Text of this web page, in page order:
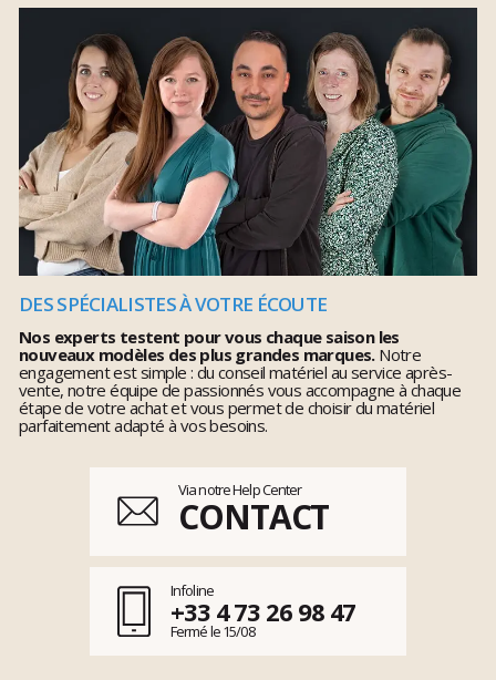
DES SPÉCIALISTES À VOTRE ÉCOUTE
Nos experts testent pour vous chaque saison les
nouveaux modèles des plus grandes marques.Notre
engagement est simple : du conseil matériel au service après-
vente, notre équipe de passionnés vous accompagne à chaque
étape de votre achat et vous permet de choisir du matériel
parfaitement adapté à vos besoins.
Via notre Help Center
CONTACT
Infoline
+33 4 73 26 98 47
Fermé le 15/08